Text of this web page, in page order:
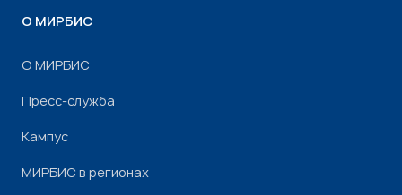
О МИРБИС
О МИРБИС
Пресс-служба
Кампус
МИРБИС в регионах